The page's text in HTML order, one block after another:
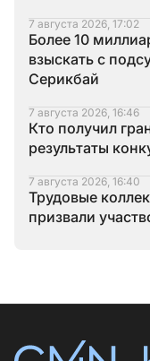
7 августа 2026, 17:02
Более 10
взыскать с
Серикбай
7 августа 2026, 16:46
Кто получил
результаты
7 августа 2026, 16:40
Трудовые
призвали